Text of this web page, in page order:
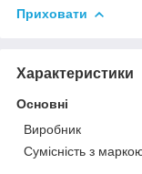
Приховати
Характеристики
Основні
Виробник
Сумісність з